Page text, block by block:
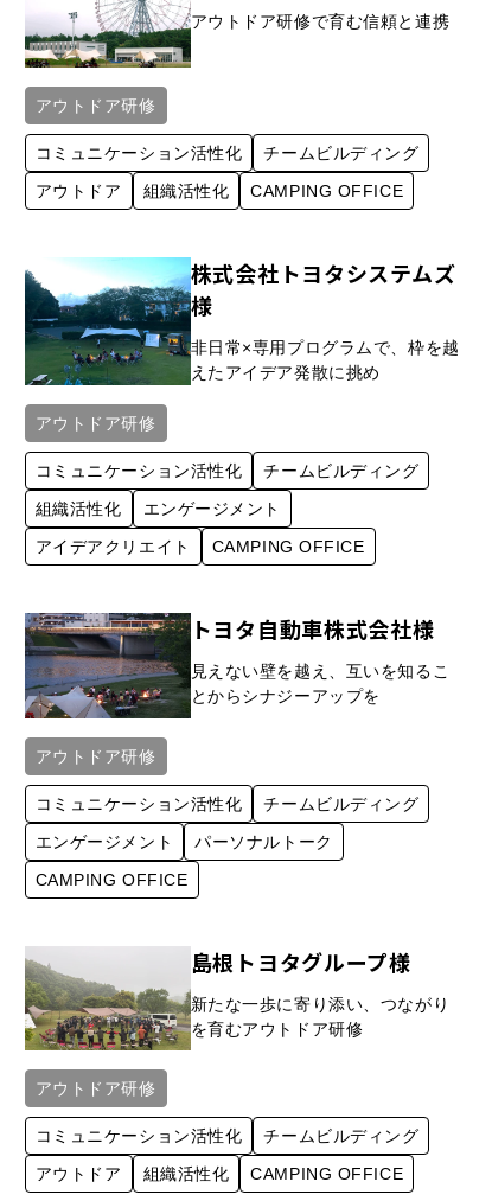
アウトドア研修で育む信頼と連携
アウトドア研修
コミュニケーション活性化
チームビルディング
アウトドア
組織活性化 CAMPING OFFICE
株式会社トヨタシステムズ
様
非日常×専用プログラムで、枠を越
えたアイデア発散に挑め
アウトドア研修
コミュニケーション活性化
チームビルディング
組織活性化
エンゲージメント
アイデア​クリエイト
CAMPING OFFICE
トヨタ自動車株式会社様
見えない壁を越え、互いを知るこ
とからシナジーアップを
アウトドア研修
コミュニケーション活性化
チームビルディング
エンゲージメント
パーソナルトーク
CAMPING OFFICE
島根トヨタグループ様
新たな一歩に寄り添い、つながり
を育むアウトドア研修
アウトドア研修
コミュニケーション活性化
チームビルディング
アウトドア
組織活性化 CAMPING OFFICE